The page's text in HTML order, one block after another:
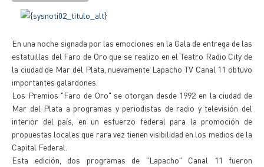
En una noche signada por las emociones en la Gala de entrega de las
estatuillas del Faro de Oro que se realizo en el Teatro Radio City de
la ciudad de Mar del Plata, nuevamente Lapacho TV Canal 11 obtuvo
importantes galardones.
Los Premios "Faro de Oro" se otorgan desde 1992 en la ciudad de
Mar del Plata a programas y periodistas de radio y televisión del
interior del país, en un esfuerzo federal para la promoción de
propuestas locales que rara vez tienen visibilidad en los medios de la
Capital Federal.
Esta edición, dos programas de "Lapacho" Canal 11 fueron